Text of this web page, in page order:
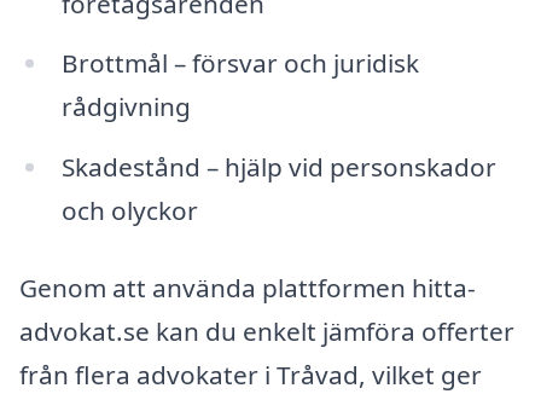
Brottmål – försvar och juridisk
rådgivning
Skadestånd – hjälp vid personskador
och olyckor
Genom att använda plattformen hitta-
advokat.se kan du enkelt jämföra offerter
från flera advokater i Tråvad, vilket ger